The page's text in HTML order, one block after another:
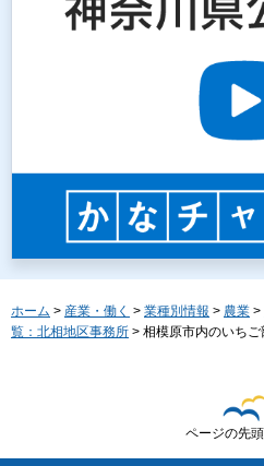
ホーム > 産業・働く > 業種別情報 > 農業 >
覧：北相地区事務所 > 相模原市内のいち
ページの先